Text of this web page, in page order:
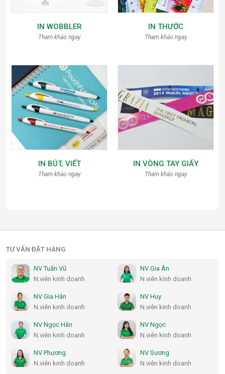
IN WOBBLER
Tham khảo ngay
IN THƯỚC
Tham khảo ngay
IN BÚT, VIẾT
Tham khảo ngay
IN VÒNG TAY GIẤY
Tham khảo ngay
TƯ VẤN ĐẶT HÀNG
NV Tuấn Vũ
N.viên kinh doanh
NV Gia Ân
N.viên kinh doanh
NV Gia Hân
N.viên kinh doanh
NV Huy
N.viên kinh doanh
NV Ngọc Hân
N.viên kinh doanh
NV Ngọc
N.viên kinh doanh
NV Phương
N.viên kinh doanh
NV Sương
N.viên kinh doanh